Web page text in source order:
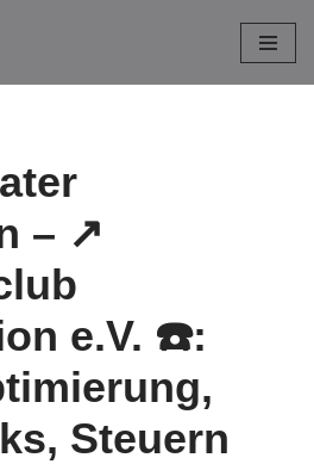
– ↗️
e.V. ☎️:
Steuern